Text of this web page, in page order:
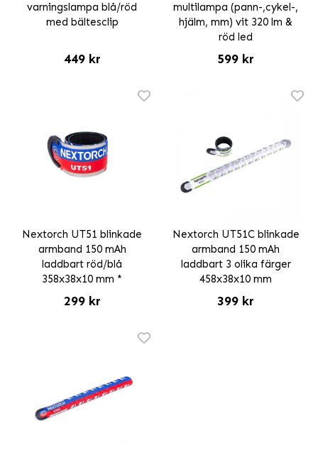
varningslampa blå/röd
med bältesclip
449 kr
multilampa (pann-,cykel-,
hjälm, mm) vit 320 lm &
röd led
599 kr
Nextorch UT51 blinkade
armband 150 mAh
laddbart röd/blå
358x38x10 mm *
299 kr
Nextorch UT51C blinkade
armband 150 mAh
laddbart 3 olika färger
458x38x10 mm
399 kr